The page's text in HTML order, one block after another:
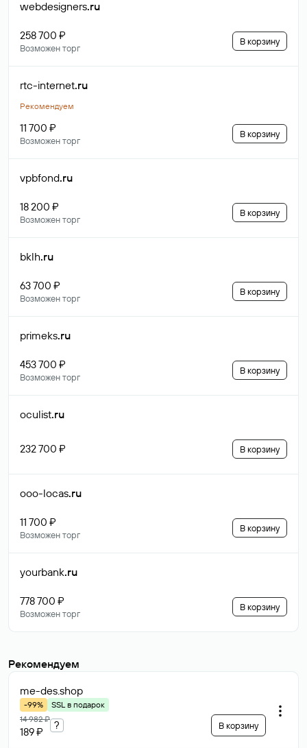
webdesigners.ru
258 700 ₽
Возможен торг
В корзину
rtc-internet.ru
Рекомендуем
11 700 ₽
Возможен торг
В корзину
vpbfond.ru
18 200 ₽
Возможен торг
В корзину
bklh.ru
63 700 ₽
Возможен торг
В корзину
primeks.ru
453 700 ₽
Возможен торг
В корзину
oculist.ru
232 700 ₽ В корзину
ooo-locas.ru
11 700 ₽
Возможен торг
В корзину
yourbank.ru
778 700 ₽
Возможен торг
В корзину
Рекомендуем
me-des.shop
-99%
SSL в подарок
14 982 ₽
189 ₽
? В корзину